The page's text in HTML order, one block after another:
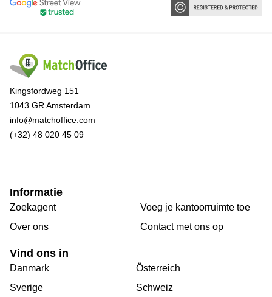
Kingsfordweg 151
1043 GR Amsterdam
info@matchoffice.com
(+32) 48 020 45 09
Informatie
Zoekagent
Over ons
Voeg je kantoorruimte toe
Сontact met ons op
Vind ons in
Danmark
Sverige
Österreich
Schweiz